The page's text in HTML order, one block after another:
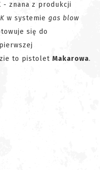
- znana z produkcji
w systemie gas blow
się do
to pistolet Makarowa.